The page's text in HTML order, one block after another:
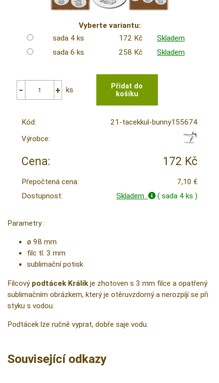
Vyberte variantu:
sada 4 ks
172 Kč
Skladem
sada 6 ks
258 Kč Skladem
ks
Kód:
21-tacekkul-bunny155674
Výrobce:
Cena: 172 Kč
Přepočtená cena:
7,10 €
Dostupnost:
Skladem ( sada 4 ks )
Parametry :
ø 98 mm
filc tl. 3 mm
sublimační potisk
Filcový podtácek Králíkje zhotoven s 3 mm filce a opatřený
sublimačním obrázkem, který je otěruvzdorný a nerozpíjí se při
styku s vodou.
Podtácek lze ručně vyprat, dobře saje vodu.
Související odkazy